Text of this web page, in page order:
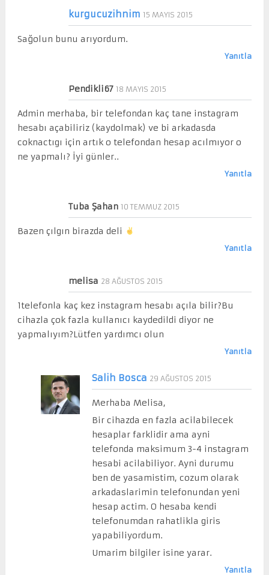
kurgucuzihnim 15 MAYIS 2015
Sağolun bunu arıyordum.
Yanıtla
Pendikli67 18 MAYIS 2015
Admin merhaba, bir telefondan kaç tane instagram
hesabı açabiliriz (kaydolmak) ve bi arkadasda
coknactıgı için artık o telefondan hesap acılmıyor o
ne yapmalı? İyi günler..
Yanıtla
Tuba Şahan 10 TEMMUZ 2015
Bazen çılgın birazda deli
Yanıtla
melisa 28 AĞUSTOS 2015
1telefonla kaç kez instagram hesabı açıla bilir?Bu
cihazla çok fazla kullanıcı kaydedildi diyor ne
yapmalıyım?Lütfen yardımcı olun
Yanıtla
Salih Bosca 29 AĞUSTOS 2015
Merhaba Melisa,
Bir cihazda en fazla acilabilecek
hesaplar farklidir ama ayni
telefonda maksimum 3-4 instagram
hesabi acilabiliyor. Ayni durumu
ben de yasamistim, cozum olarak
arkadaslarimin telefonundan yeni
hesap actim. O hesaba kendi
telefonumdan rahatlikla giris
yapabiliyordum.
Umarim bilgiler isine yarar.
Yanıtla